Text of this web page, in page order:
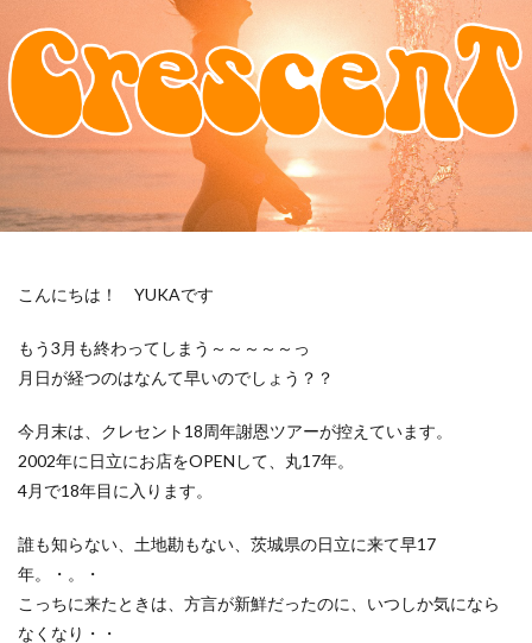
こんにちは！ YUKAです
もう3月も終わってしまう～～～～～っ
月日が経つのはなんて早いのでしょう？？
今月末は、クレセント18周年謝恩ツアーが控えています。
2002年に日立にお店をOPENして、丸17年。
4月で18年目に入ります。
誰も知らない、土地勘もない、茨城県の日立に来て早17
年。・。・
こっちに来たときは、方言が新鮮だったのに、いつしか気になら
なくなり・・